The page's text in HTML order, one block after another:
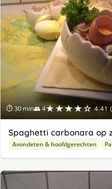
⏱ 30 min👥 4★★★★☆ 4.41
Spaghetti carbonara op
Avondeten & hoofdgerechten